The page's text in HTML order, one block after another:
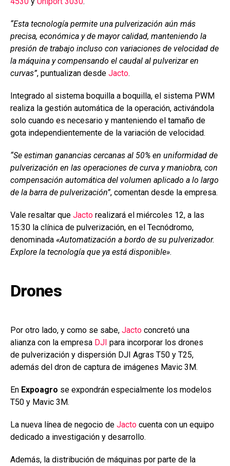
“Esta tecnología permite una pulverización aún más
precisa, económica y de mayor calidad, manteniendo la
presión de trabajo incluso con variaciones de velocidad de
la máquina y compensando el caudal al pulverizar en
curvas”, puntualizan desde Jacto.
Integrado al sistema boquilla a boquilla, el sistema PWM
realiza la gestión automática de la operación, activándola
solo cuando es necesario y manteniendo el tamaño de
gota independientemente de la variación de velocidad.
“Se estiman ganancias cercanas al 50% en uniformidad de
pulverización en las operaciones de curva y maniobra, con
compensación automática del volumen aplicado a lo largo
de la barra de pulverización”, comentan desde la empresa.
Vale resaltar que Jacto realizará el miércoles 12, a las
15:30 la clínica de pulverización, en el Tecnódromo,
denominada «Automatización a bordo de su pulverizador.
Explore la tecnología que ya está disponible».
Drones
Por otro lado, y como se sabe, Jacto concretó una
alianza con la empresa DJI para incorporar los drones
de pulverización y dispersión DJI Agras T50 y T25,
además del dron de captura de imágenes Mavic 3M.
En Expoagro se expondrán especialmente los modelos
T50 y Mavic 3M.
La nueva línea de negocio de Jacto cuenta con un equipo
dedicado a investigación y desarrollo.
Además, la distribución de máquinas por parte de la